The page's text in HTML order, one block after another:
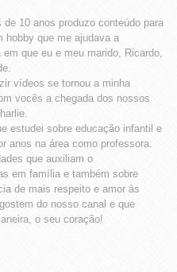
10 anos produzo conteúdo para
hobby que me ajudava a
que eu e meu marido, Ricardo,
vídeos se tornou a minha
vocês a chegada dos nossos
estudei sobre educação infantil e
anos na área como professora.
que auxiliam o
em família e também sobre
de mais respeito e amor às
do nosso canal e que
o seu coração!